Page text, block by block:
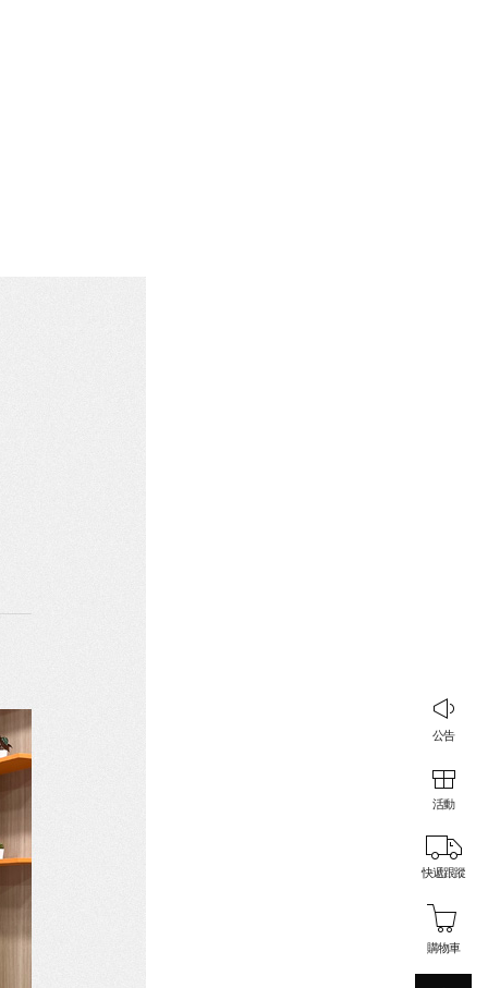
公告
活動
快遞跟蹤
購物車